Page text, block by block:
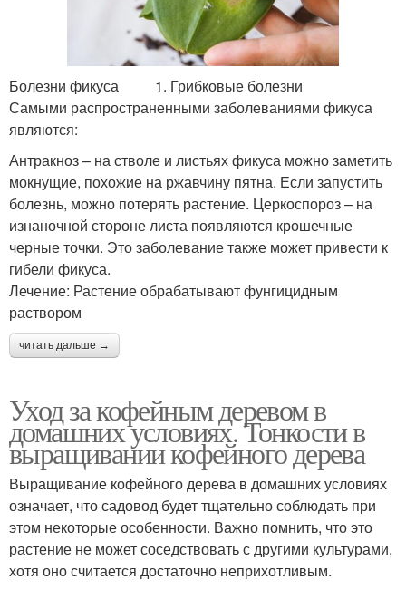
Болезни фикуса 1. Грибковые болезни
Самыми распространенными заболеваниями фикуса
являются:
Антракноз – на стволе и листьях фикуса можно заметить
мокнущие, похожие на ржавчину пятна. Если запустить
болезнь, можно потерять растение. Церкоспороз – на
изнаночной стороне листа появляются крошечные
черные точки. Это заболевание также может привести к
гибели фикуса.
Лечение: Растение обрабатывают фунгицидным
раствором
читать дальше →
Уход за кофейным деревом в
домашних условиях. Тонкости в
выращивании кофейного дерева
Выращивание кофейного дерева в домашних условиях
означает, что садовод будет тщательно соблюдать при
этом некоторые особенности. Важно помнить, что это
растение не может соседствовать с другими культурами,
хотя оно считается достаточно неприхотливым.